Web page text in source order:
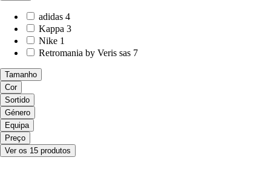
adidas 4
Kappa 3
Nike 1
Retromania by Veris sas 7
Tamanho
Cor
Sortido
Género
Equipa
Preço
Ver os 15 produtos